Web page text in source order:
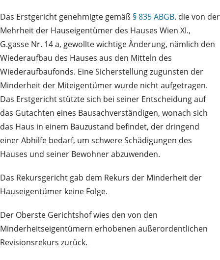
Das Erstgericht genehmigte gemäß § 835 ABGB. die von der
Mehrheit der Hauseigentümer des Hauses Wien XI.,
G.gasse Nr. 14 a, gewollte wichtige Änderung, nämlich den
Wiederaufbau des Hauses aus den Mitteln des
Wiederaufbaufonds. Eine Sicherstellung zugunsten der
Minderheit der Miteigentümer wurde nicht aufgetragen.
Das Erstgericht stützte sich bei seiner Entscheidung auf
das Gutachten eines Bausachverständigen, wonach sich
das Haus in einem Bauzustand befindet, der dringend
einer Abhilfe bedarf, um schwere Schädigungen des
Hauses und seiner Bewohner abzuwenden.
Das Rekursgericht gab dem Rekurs der Minderheit der
Hauseigentümer keine Folge.
Der Oberste Gerichtshof wies den von den
Minderheitseigentümern erhobenen außerordentlichen
Revisionsrekurs zurück.